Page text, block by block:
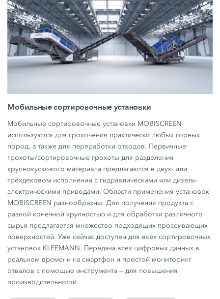
Мобильные сортировочные установки
Мобильные сортировочные установки MOBISCREEN
используются для грохочения практически любых горных
пород, а также для переработки отходов. Первичные
грохоты/сортировочные грохоты для разделения
крупнокускового материала предлагаются в двух- или
трёхдековом исполнении с гидравлическими или дизель-
электрическими приводами. Области применения установок
MOBISCREEN разнообразны. Для получения продукта с
разной конечной крупностью и для обработки различного
сырья предлагается множество подходящих просеивающих
поверхностей. Уже сейчас доступен для всех сортировочных
установок KLEEMANN. Передача всех цифровых данных в
реальном времени на смартфон и простой мониторинг
отвалов с помощью инструмента — для повышения
производительности.